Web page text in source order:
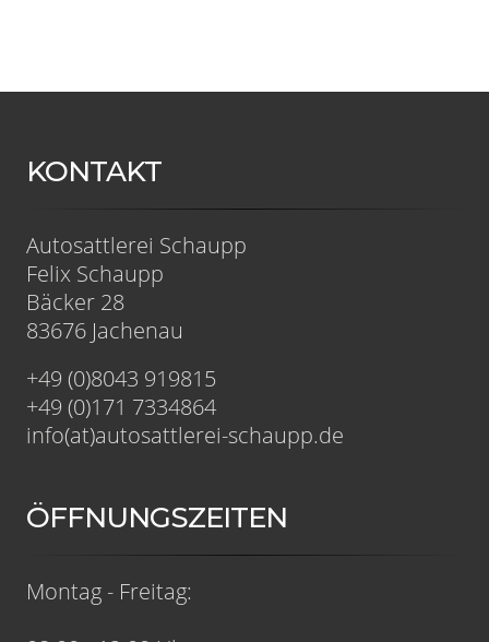
KONTAKT
Autosattlerei Schaupp
Felix Schaupp
Bäcker 28
83676 Jachenau
+49 (0)8043 919815
+49 (0)171 7334864
info(at)autosattlerei-schaupp.de
ÖFFNUNGSZEITEN
Montag - Freitag: